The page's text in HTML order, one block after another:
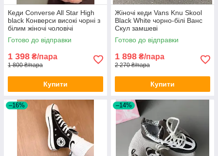
Кеди Converse All Star High
black Конверси високі чорні з
білим жіночі чоловічі
підліткові
Готово до відправки
1 398 ₴/пара
1 800 ₴/пара
Купити
Жіночі кеди Vans Knu Skool
Black White чорно-білі Ванс
Скул замшеві
Готово до відправки
1 898 ₴/пара
2 270 ₴/пара
Купити
–16% –14%